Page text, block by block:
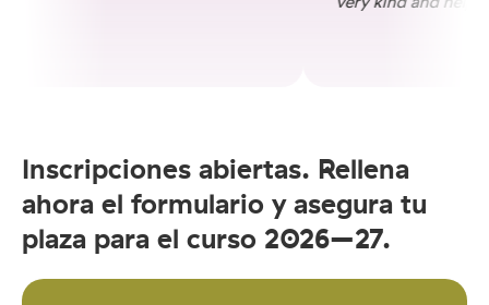
Inscripciones abiertas. Rellena
ahora el formulario y asegura tu
plaza para el curso 2026–27.